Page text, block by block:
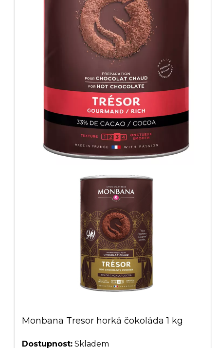
Monbana Tresor horká čokoláda 1 kg
Dostupnost: Skladem